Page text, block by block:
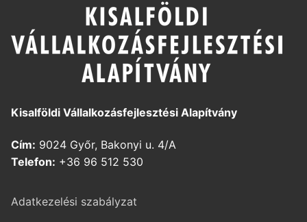
Kisalföldi Vállalkozásfejlesztési Alapítvány
Cím: 9024 Győr, Bakonyi u. 4/A
Telefon: +36 96 512 530
Adatkezelési szabályzat